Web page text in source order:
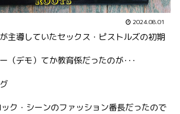
2024.08.01
主導していたセックス・ピストルズの初期
（デモ）てか教育係だったのが･･･
ク・シーンのファッション番長だったので